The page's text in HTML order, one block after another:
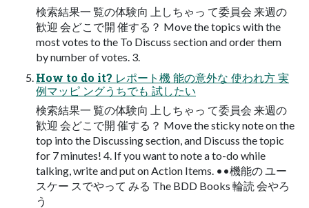
検索結果一 覧の体験向 上しちゃっ て委員会 来週の
歓迎 会どこで開 催する？ Move the topics with the
most votes to the To Discuss section and order them
by number of votes. 3.
How to do it? レポート機 能の意外な 使われ方 実
例マッピ ングうちでも 試したい
検索結果一 覧の体験向 上しちゃっ て委員会 来週の
歓迎 会どこで開 催する？ Move the sticky note on the
top into the Discussing section, and Discuss the topic
for 7 minutes! 4. If you want to note a to-do while
talking, write and put on Action Items. ••機能の ユー
スケー スでやって みる The BDD Books 輪読 会やろ
う